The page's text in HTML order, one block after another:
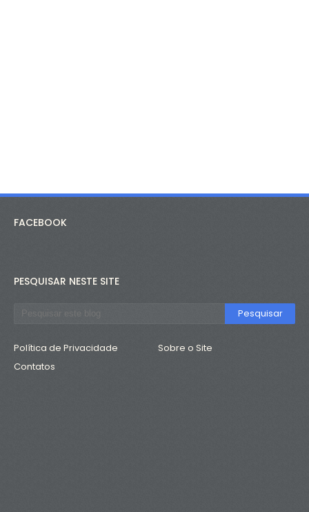
FACEBOOK
PESQUISAR NESTE SITE
Política de Privacidade
Sobre o Site
Contatos